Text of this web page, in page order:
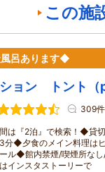
この施
呂あります◆
ョン トント
309件
は『2泊』で検索！◆貸
分◆夕食のメイン料理は
ル◆館内禁煙/喫煙所な
インスタストーリーで